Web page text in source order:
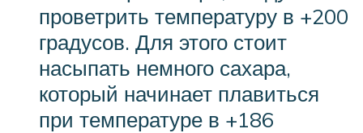
проветрить температуру в +200
градусов. Для этого стоит
насыпать немного сахара,
который начинает плавиться
при температуре в +186